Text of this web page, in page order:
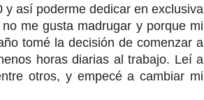
así poderme dedicar en exclusiva
me gusta madrugar y porque mi
tomé la decisión de comenzar a
horas diarias al trabajo. Leí a
otros, y empecé a cambiar mi